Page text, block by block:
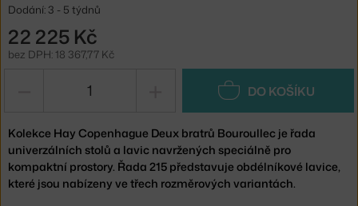
Dodání: 3 - 5 týdnů
22 225 Kč
bez DPH: 18 367,77 Kč
DO KOŠÍKU
Kolekce Hay Copenhague Deux bratrů Bouroullec je řada
univerzálních stolů a lavic navržených speciálně pro
kompaktní prostory. Řada 215 představuje obdélníkové lavice,
které jsou nabízeny ve třech rozměrových variantách.